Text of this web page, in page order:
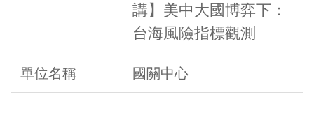
講】美中大國博弈下：
台海風險指標觀測
國關中心